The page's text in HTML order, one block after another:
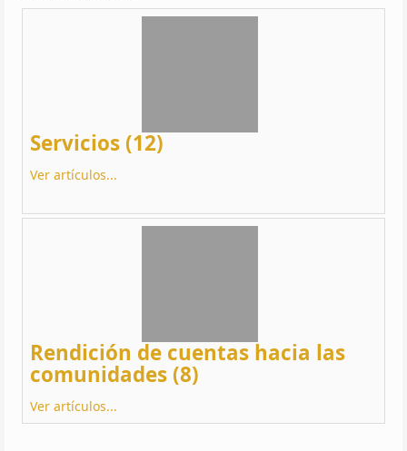
Servicios (12)
Ver artículos...
Rendición de cuentas hacia las
comunidades (8)
Ver artículos...